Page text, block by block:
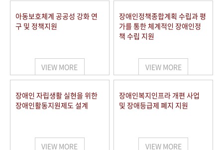
아동보호체계 공공성 강화 연
구 및 정책지원
VIEW MORE
장애인정책종합계획 수립과 평
가를 통한 체계적인 장애인정
책 수립 지원
VIEW MORE
장애인 자립생활 실현을 위한
장애인활동지원제도 설계
VIEW MORE
장애인복지인프라 개편 사업
및 장애등급제 폐지 지원
VIEW MORE